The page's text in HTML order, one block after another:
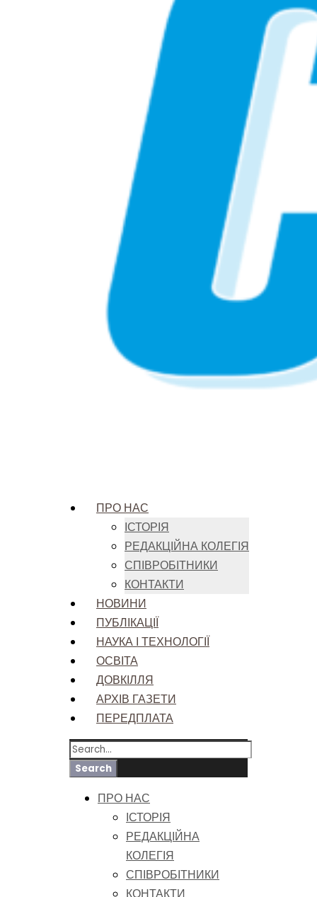
ПРО НАС
ІСТОРІЯ
РЕДАКЦІЙНА КОЛЕГІЯ
СПІВРОБІТНИКИ
КОНТАКТИ
НОВИНИ
ПУБЛІКАЦІЇ
НАУКА І ТЕХНОЛОГІЇ
ОСВІТА
ДОВКІЛЛЯ
АРХІВ ГАЗЕТИ
ПЕРЕДПЛАТА
ПРО НАС
ІСТОРІЯ
РЕДАКЦІЙНА
КОЛЕГІЯ
СПІВРОБІТНИКИ